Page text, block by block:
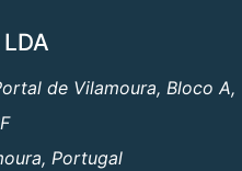
de Vilamoura, Bloco A,
Portugal